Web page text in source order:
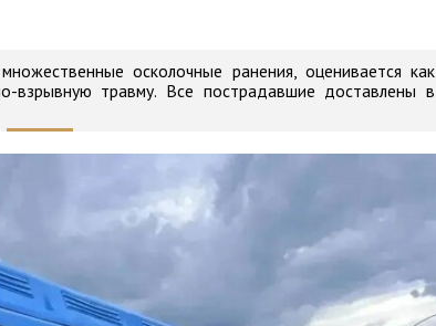
осколочные ранения, оценивается как
взрывную травму. Все пострадавшие доставлены в